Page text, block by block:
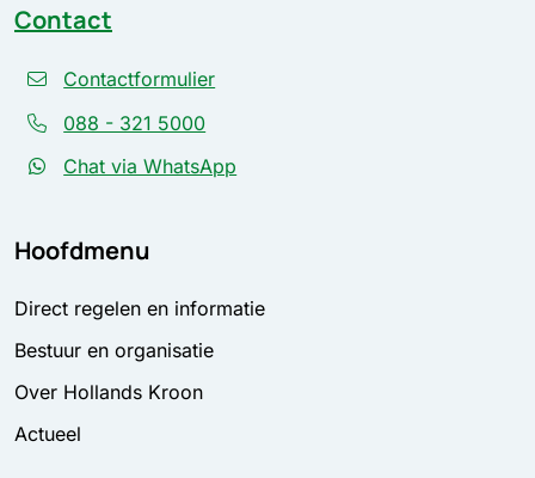
Contact
Contactformulier
088 - 321 5000
Chat via WhatsApp
Hoofdmenu
Direct regelen en informatie
Bestuur en organisatie
Over Hollands Kroon
Actueel